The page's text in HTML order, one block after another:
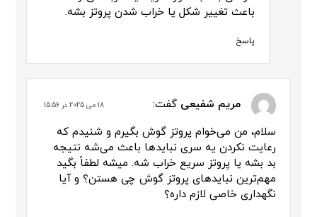
باعث تغییر شکل یا خراب شدن پروتز بشه.
پاسخ
مریم شفیعی گفت: 18 می 2025 در 15:56
سلام، من می‌خوام پروتز گوش بگیرم و شنیدم که
رعایت نکردن یه سری نبایدها باعث می‌شه نتیجه
بد بشه یا پروتز سریع خراب شه. میشه لطفاً بگید
مهم‌ترین نبایدهای پروتز گوش چی هستن؟ و آیا
نگهداری خاصی لازم داره؟